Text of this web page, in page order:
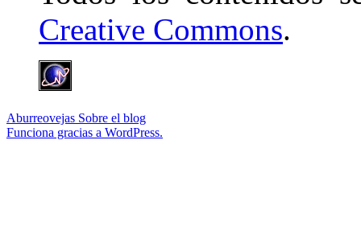
Creative Commons.
Aburreovejas Sobre el blog
Funciona gracias a WordPress.